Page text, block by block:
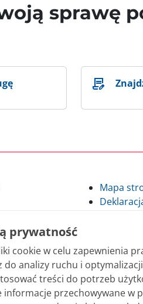
sprawę
Mapa
Polityka
w serwisie udostępniamy
nie wymaga zgody
prywatność
cookie w celu zapewnienia
do analizy ruchu i
treści do potrzeb
informacje przechowywane w